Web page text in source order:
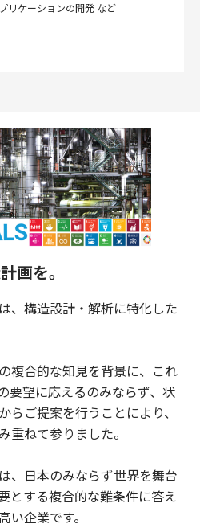
リケーションの開発 など
画を。
、構造設計・解析に特化した
複合的な知見を背景に、これ
要望に応えるのみならず、状
らご提案を行うことにより、
重ねて参りました。
、日本のみならず世界を舞台
とする複合的な難条件に答え
い企業です。